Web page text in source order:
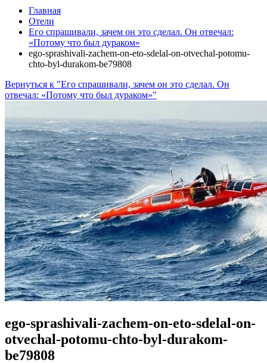
Главная
Отели
Его спрашивали, зачем он это сделал. Он отвечал:
«Потому что был дураком»
ego-sprashivali-zachem-on-eto-sdelal-on-otvechal-potomu-
chto-byl-durakom-be79808
Вернуться к "Его спрашивали, зачем он это сделал. Он
отвечал: «Потому что был дураком»"
ego-sprashivali-zachem-on-eto-sdelal-on-
otvechal-potomu-chto-byl-durakom-
be79808